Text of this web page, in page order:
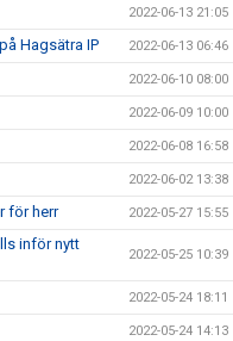
2022-06-13 21:05
Hagsätra IP 2022-06-13 06:46
2022-06-10 08:00
2022-06-09 10:00
2022-06-08 16:58
2022-06-02 13:38
för herr 2022-05-27 15:55
inför nytt
2022-05-25 10:39
2022-05-24 18:11
2022-05-24 14:13